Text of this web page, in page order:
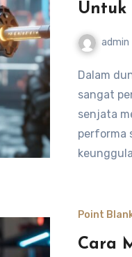
Untuk
admin
Dalam dunia Point Blank 2026, memilih senjata yang tepat
sangat
senjata
performa
Point
Cara